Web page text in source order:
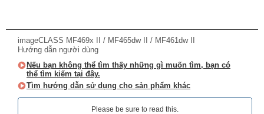
imageCLASS MF469x II / MF465dw II / MF461dw II
Hướng dẫn người dùng
Nếu bạn không thể tìm thấy những gì muốn tìm, bạn có
thể tìm kiếm tại đây.
Tìm hướng dẫn sử dụng cho sản phẩm khác
Please be sure to read this.‎